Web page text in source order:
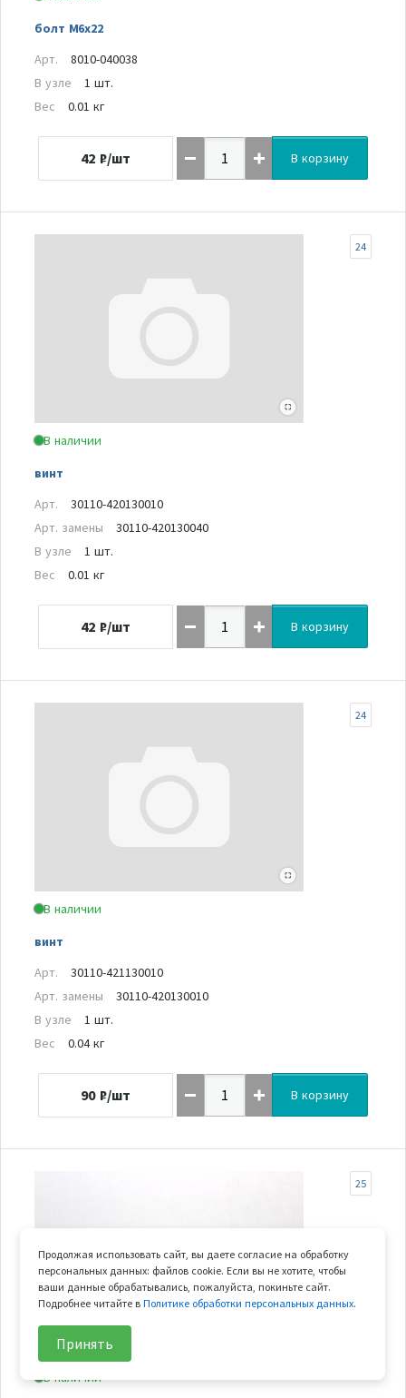
болт М6х22
Арт.
8010-040038
В узле
1 шт.
Вес
0.01 кг
42 ₽/шт В корзину
В наличии
винт
24
Арт.
30110-420130010
Арт. замены
30110-420130040
В узле
1 шт.
Вес
0.01 кг
42 ₽/шт В корзину
В наличии
винт
24
Арт.
30110-421130010
Арт. замены
30110-420130010
В узле
1 шт.
Вес
0.04 кг
90 ₽/шт В корзину
В наличии
25
Продолжая использовать сайт, вы даете согласие на обработку
персональных данных: файлов cookie. Если вы не хотите, чтобы
ваши данные обрабатывались, пожалуйста, покиньте сайт.
Подробнее читайте вПолитике обработки персональных данных.
Принять